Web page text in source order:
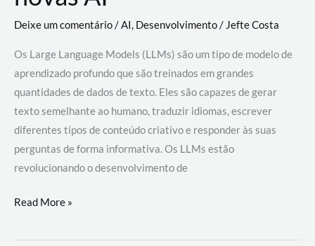
Deixe um comentário/AI, Desenvolvimento/ Jefte Costa
Os Large Language Models (LLMs) são um tipo de modelo de
aprendizado profundo que são treinados em grandes
quantidades de dados de texto. Eles são capazes de gerar
texto semelhante ao humano, traduzir idiomas, escrever
diferentes tipos de conteúdo criativo e responder às suas
perguntas de forma informativa. Os LLMs estão
revolucionando o desenvolvimento de
Large
Models
Read More »